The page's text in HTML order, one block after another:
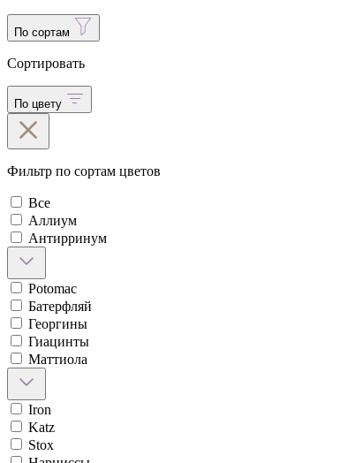
По сортам
Сортировать
По цвету
Фильтр по сортам цветов
Все
Аллиум
Антирринум
Potomac
Батерфляй
Георгины
Гиацинты
Маттиола
Iron
Katz
Stox